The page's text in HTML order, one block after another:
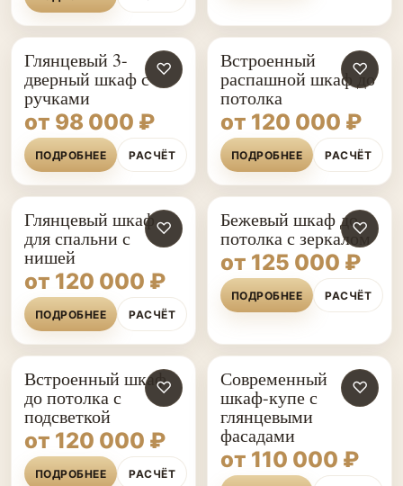
♡
Глянцевый 3-
дверный шкаф с
ручками
от 98 000 ₽
ПОДРОБНЕЕ РАСЧЁТ
♡
Встроенный
распашной шкаф до
потолка
от 120 000 ₽
ПОДРОБНЕЕ РАСЧЁТ
♡
Глянцевый шкаф
для спальни с
нишей
от 120 000 ₽
ПОДРОБНЕЕ РАСЧЁТ
♡
Бежевый шкаф до
потолка с зеркалом
от 125 000 ₽
ПОДРОБНЕЕ РАСЧЁТ
♡
Встроенный шкаф
до потолка с
подсветкой
от 120 000 ₽
ПОДРОБНЕЕ РАСЧЁТ
♡
Современный
шкаф-купе с
глянцевыми
фасадами
от 110 000 ₽